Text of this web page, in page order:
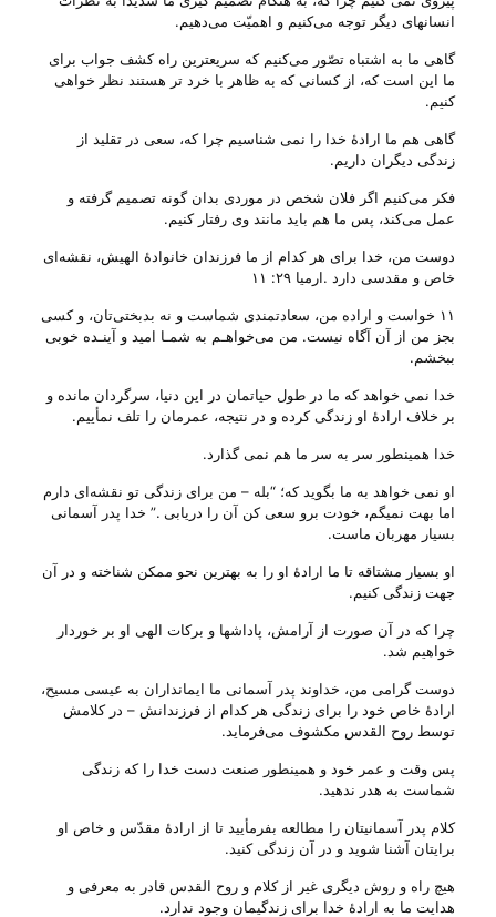
انسانهای دیگر توجه می‌‌کنیم و اهمیّت می‌‌دهیم.
گاهی ما به اشتباه تصّور می‌‌کنیم که سریعترین راه کشف جواب برای
ما این است که، از کسانی که به ظاهر با خرد تر هستند نظر خواهی
کنیم.
گاهی هم ما ارادهٔ خدا را نمی شناسیم چرا که، سعی در تقلید از
زندگی دیگران داریم.
فکر می‌‌کنیم اگر فلان شخص در موردی بدان گونه تصمیم گرفته و
عمل می‌‌کند، پس ما هم باید مانند وی رفتار کنیم.
دوست من، خدا برای هر کدام از ما فرزندان خانوادهٔ الهیش، نقشه‌ای
خاص و مقدسی دارد .ارمیا ۲۹: ۱۱
۱۱ خواست‌ و اراده‌ من‌، سعادتمندی‌ شماست‌ و نه‌ بدبختی‌تان‌، و كسی‌
بجز من‌ از آن‌ آگاه‌ نیست‌. من‌ می‌خواهـم‌ به‌ شمـا امید و آینـده‌ خوبی‌
ببخشم‌.
خدا نمی خواهد که ما در طول حیاتمان در این دنیا، سرگردان مانده و
بر خلاف ارادهٔ او زندگی کرده و در نتیجه، عمرمان را تلف نمأییم.
خدا همینطور سر به سر ما هم نمی گذارد.
او نمی خواهد به ما بگوید که؛ “بله – من برای زندگی تو نقشه‌ای دارم
اما بهت نمیگم، خودت برو سعی کن آن را دریابی .” خدا پدر آسمانی
بسیار مهربان ماست.
او بسیار مشتاقه تا ما ارادهٔ او را به بهترین نحو ممکن شناخته و در آن
جهت زندگی کنیم.
چرا که در آن‌ صورت از آرامش، پاداشها و برکات الهی او بر خوردار
خواهیم شد.
دوست گرامی من، خداوند پدر آسمانی ما ایمانداران به عیسی مسیح،
ارادهٔ خاص خود را برای زندگی هر کدام از فرزندانش – در کلامش
توسط روح القدس مکشوف می‌‌فرماید.
پس وقت و عمر خود و همینطور صنعت دست خدا را که زندگی
شماست به هدر ندهید.
کلام پدر آسمانیتان را مطالعه بفرمأیید تا از ارادهٔ مقدّس و خاص او
برایتان آشنا شوید و در آن زندگی کنید.
هیچ راه و روش دیگری غیر از کلام و روح القدس قادر به معرفی و
هدایت ما به ارادهٔ خدا برای زندگیمان وجود ندارد.